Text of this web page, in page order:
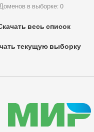
Доменов в выборке: 0
весь список
текущую выборку